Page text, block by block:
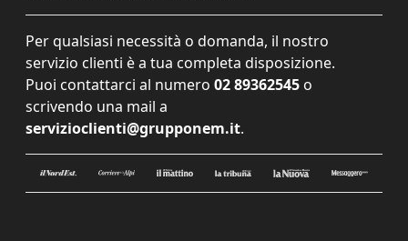
Per qualsiasi necessità o domanda, il nostro
servizio clienti è a tua completa disposizione.
Puoi contattarci al numero 02 89362545 o
scrivendo una mail a
servizioclienti@grupponem.it.